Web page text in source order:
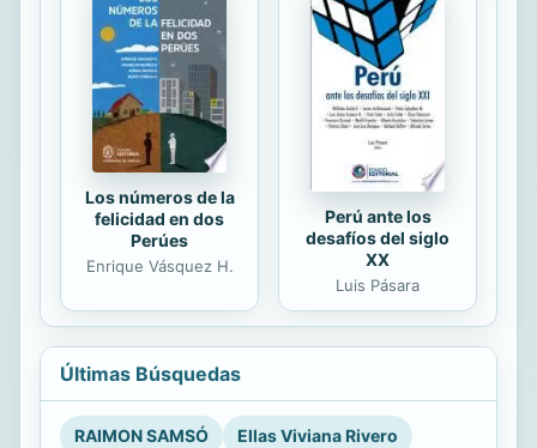
Los números de la
felicidad en dos
Perúes
Enrique Vásquez H.
Perú ante los
desafíos del siglo
XX
Luis Pásara
Últimas Búsquedas
RAIMON SAMSÓ
Ellas Viviana Rivero